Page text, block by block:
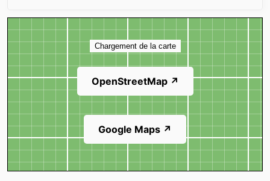
Carte
Chargement de la carte
OpenStreetMap ↗
Google Maps ↗